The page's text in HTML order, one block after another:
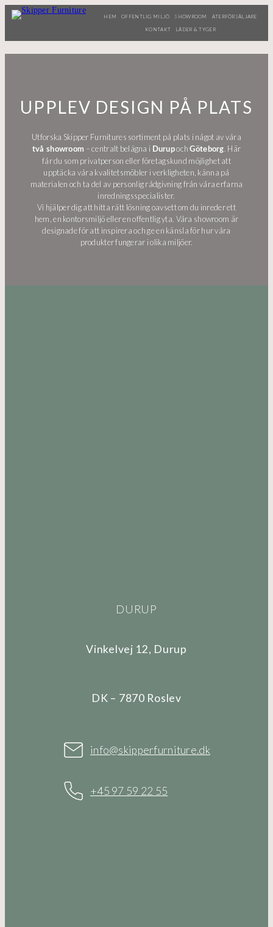
HEM OFFENTLIG MILJÖ SHOWROOM ÅTERFÖRSÄLJARE
KONTAKT LÄDER & TYGER
UPPLEV DESIGN PÅ PLATS
Utforska Skipper Furnitures sortiment på plats i något av våra
två showroom – centralt belägna i DurupochGöteborg. Här
får du som privatperson eller företagskund möjlighet att
upptäcka våra kvalitetsmöbler i verkligheten, känna på
materialen och ta del av personlig rådgivning från våra erfarna
inredningsspecialister.
Vi hjälper dig att hitta rätt lösning oavsett om du inreder ett
hem, en kontorsmiljö eller en offentlig yta. Våra showroom är
designade för att inspirera och ge en känsla för hur våra
produkter fungerar i olika miljöer.
DURUP
Vinkelvej 12, Durup
DK – 7870 Roslev
info@skipperfurniture.dk
+45 97 59 22 55